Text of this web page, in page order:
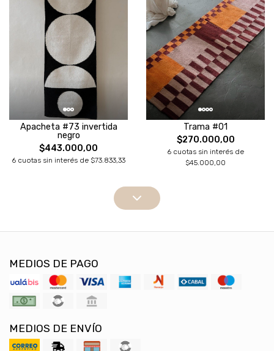
Apacheta #73 invertida
negro
$443.000,00
6 cuotas sin interés de $73.833,33
Trama #01
$270.000,00
6 cuotas sin interés de
$45.000,00
MEDIOS DE PAGO
MEDIOS DE ENVÍO